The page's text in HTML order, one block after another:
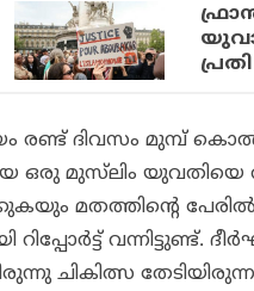
രണ്ട് ദിവസം മുമ്പ്
ഒരു മുസ്‌ലിം
മതത്തിന്റെ
റിപ്പോർട്ട്
ചികിത്സ